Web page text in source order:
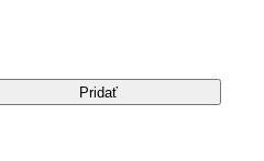
Pridať